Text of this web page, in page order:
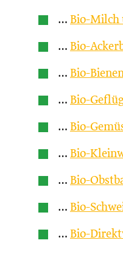
… Bio-Milch
… Bio-
… Bio-
… Bio-
… Bio-
… Bio-
… Bio-
… Bio-
… Bio-